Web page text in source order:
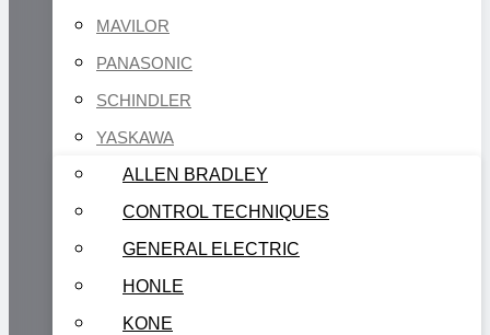
MAVILOR
PANASONIC
SCHINDLER
YASKAWA
ALLEN BRADLEY
CONTROL TECHNIQUES
GENERAL ELECTRIC
HONLE
KONE